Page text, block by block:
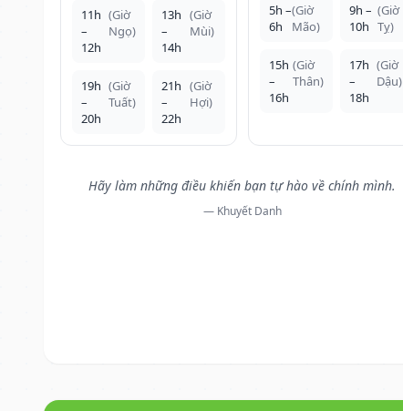
11h
–
12h
(Giờ
Ngọ)
13h
–
14h
(Giờ
Mùi)
19h
–
20h
(Giờ
Tuất)
21h
–
22h
(Giờ
Hợi)
5h –
6h
(Giờ
Mão)
9h –
10h
(Giờ
Tỵ)
15h
–
16h
(Giờ
Thân)
17h
–
18h
(Giờ
Dậu)
Hãy làm những điều khiến bạn tự hào về chính mình.
— Khuyết Danh